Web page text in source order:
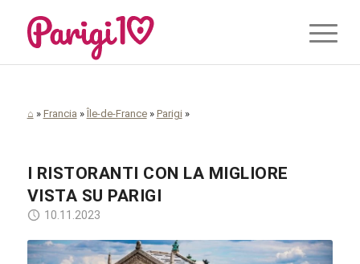
⌂ » Francia » Île-de-France» Parigi »
I RISTORANTI CON LA MIGLIORE
VISTA SU PARIGI
10.11.2023